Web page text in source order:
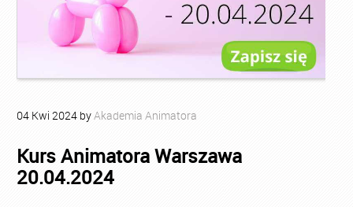
04 Kwi 2024 byAkademia Animatora
Kurs Animatora Warszawa
20.04.2024